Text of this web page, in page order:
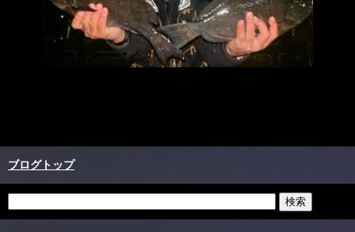
ブログトップ